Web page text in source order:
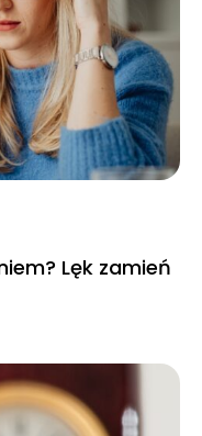
Lęk zamień